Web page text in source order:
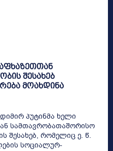
შესახებ
მოახდინა
პუტინმა ხელი
სამთავრობათაშორისო
შესახებ, რომელიც ე. წ.
სოციალურ-